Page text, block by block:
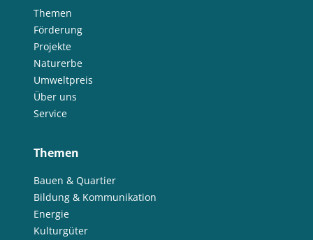
Themen
Förderung
Projekte
Naturerbe
Umweltpreis
Über uns
Service
Themen
Bauen & Quartier
Bildung & Kommunikation
Energie
Kulturgüter